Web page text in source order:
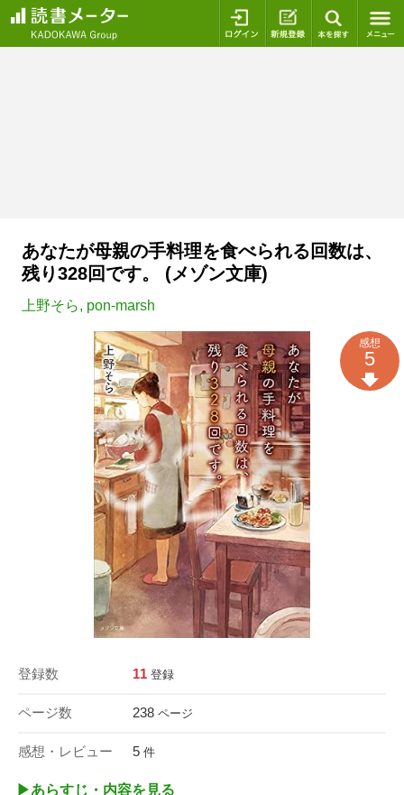
ログイン 新規登録
あなたが母親の手料理を食べられる回数は、
残り328回です。 (メゾン文庫)
上野そら, pon-marsh
登録数 11 登録
ページ数 238 ページ
感想・レビュー 5 件
感想
5
▶︎あらすじ・内容を見る